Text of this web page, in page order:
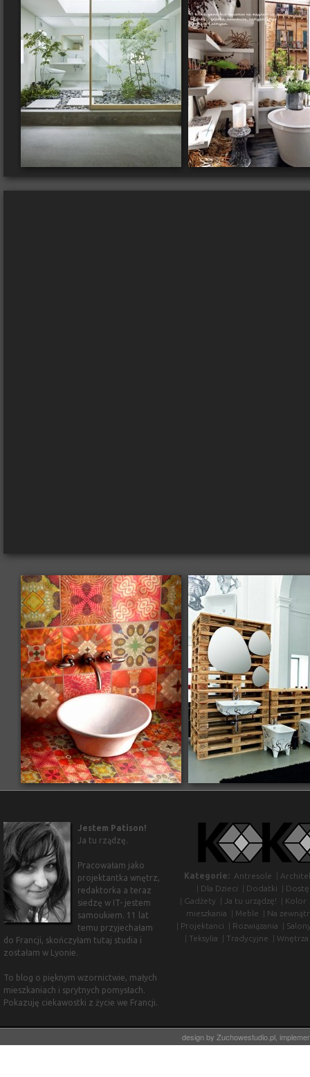
Jestem Patison!
Ja tu rządzę.
Pracowałam jako
projektantka wnętrz,
redaktorka a teraz
siedzę w IT- jestem
samoukiem. 11 lat
temu przyjechałam
do Francji, skończyłam tutaj studia i
zostałam w Lyonie.
To blog o pięknym wzornictwie, małych
mieszkaniach i sprytnych pomysłach.
Pokazuję ciekawostki z życie we Francji.
Kategorie: Antresole |
| Dla Dzieci | Dodatki |
| Gadżety | Ja tu urządzę! | Kolor
mieszkania
| Meble | Na
| Projektanci | Rozwiązania |
| Teksylia | Tradycyjne | Wnętrza
design by Zuchowestudio.pl ,